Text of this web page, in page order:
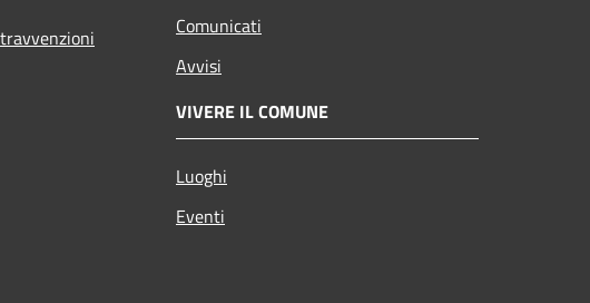
Comunicati
Avvisi
VIVERE IL COMUNE
Luoghi
Eventi